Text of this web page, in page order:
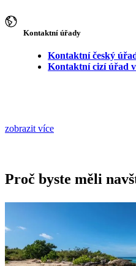
Kontaktní úřady
Kontaktní český
Kontaktní cizí úřad
zobrazit více
Proč byste měli